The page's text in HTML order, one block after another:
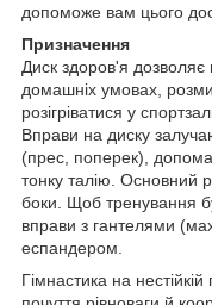
допоможе вам цього
Призначення
Диск здоров'я дозволяє
домашніх умовах,
розігріватися у
Вправи на диску
(прес, поперек),
тонку талію. Основний
боки. Щоб тренування
вправи з гантелями
еспандером.
Гімнастика на